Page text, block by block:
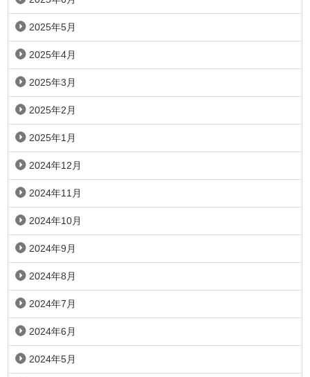
2025年5月
2025年4月
2025年3月
2025年2月
2025年1月
2024年12月
2024年11月
2024年10月
2024年9月
2024年8月
2024年7月
2024年6月
2024年5月